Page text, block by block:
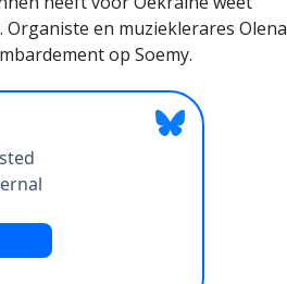
en muzieklerares Olena
op Soemy.